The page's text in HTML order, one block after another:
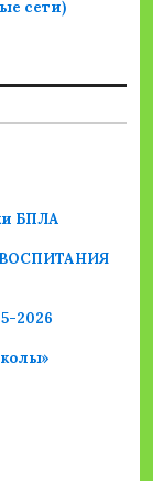
сети)
БПЛА
2026